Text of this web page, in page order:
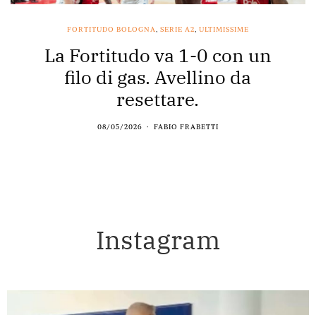
FORTITUDO BOLOGNA, SERIE A2, ULTIMISSIME
La Fortitudo va 1-0 con un
filo di gas. Avellino da
resettare.
08/05/2026 FABIO FRABETTI
Instagram